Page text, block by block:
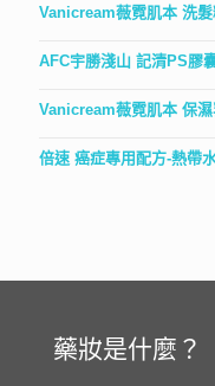
Vanicream薇霓肌本 洗
AFC宇勝淺山 記清PS膠
Vanicream薇霓肌本 保
倍速 癌症專用配方-熱帶
藥妝是什麼？